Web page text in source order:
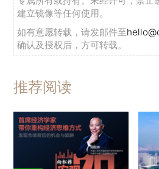
建立镜像等任何使用。
如有意愿转载，请发邮件至
确认及授权后，方可转载。
推荐阅读